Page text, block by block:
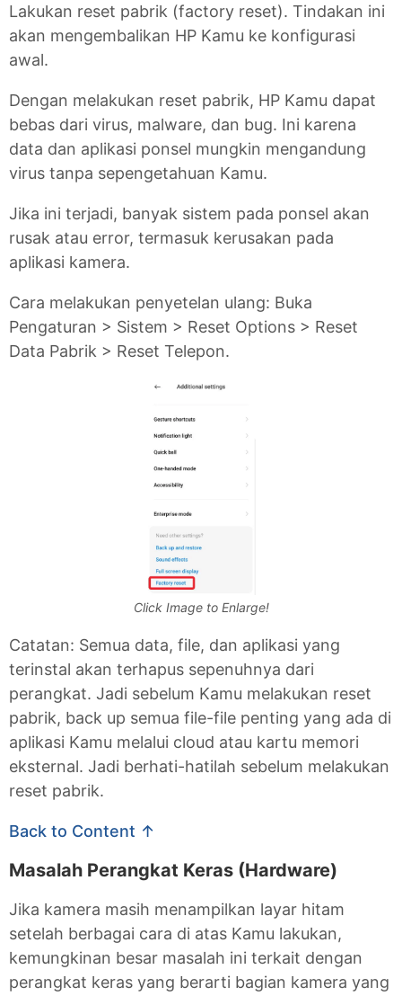
Lakukan reset pabrik (factory reset). Tindakan ini
akan mengembalikan HP Kamu ke konfigurasi
awal.
Dengan melakukan reset pabrik, HP Kamu dapat
bebas dari virus, malware, dan bug. Ini karena
data dan aplikasi ponsel mungkin mengandung
virus tanpa sepengetahuan Kamu.
Jika ini terjadi, banyak sistem pada ponsel akan
rusak atau error, termasuk kerusakan pada
aplikasi kamera.
Cara melakukan penyetelan ulang: Buka
Pengaturan > Sistem > Reset Options > Reset
Data Pabrik > Reset Telepon.
Click Image to Enlarge!
Catatan: Semua data, file, dan aplikasi yang
terinstal akan terhapus sepenuhnya dari
perangkat. Jadi sebelum Kamu melakukan reset
pabrik, back up semua file-file penting yang ada di
aplikasi Kamu melalui cloud atau kartu memori
eksternal. Jadi berhati-hatilah sebelum melakukan
reset pabrik.
Back to Content ↑
Masalah Perangkat Keras (Hardware)
Jika kamera masih menampilkan layar hitam
setelah berbagai cara di atas Kamu lakukan,
kemungkinan besar masalah ini terkait dengan
perangkat keras yang berarti bagian kamera yang